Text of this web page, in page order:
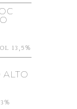
13,5%
ALTO